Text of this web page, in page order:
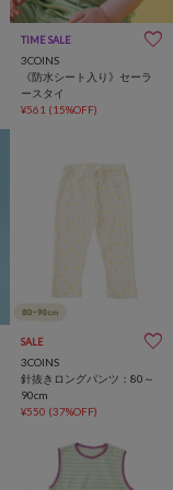
TIME SALE
3COINS
《防水シート入り》セーラ
ースタイ
¥561 (15%OFF)
SALE
3COINS
針抜きロングパンツ：80～
90cm
¥550 (37%OFF)